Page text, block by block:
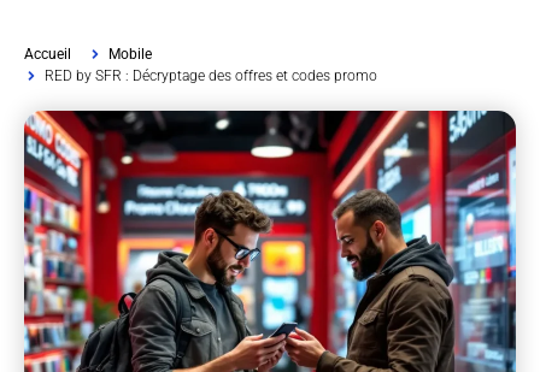
Accueil
Mobile
RED by SFR : Décryptage des offres et codes promo